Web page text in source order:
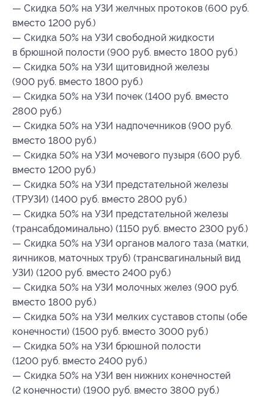
— Скидка 50% на УЗИ желчных протоков (600 руб.
вместо 1200 руб.)
— Скидка 50% на УЗИ свободной жидкости
в брюшной полости (900 руб. вместо 1800 руб.)
— Скидка 50% на УЗИ щитовидной железы
(900 руб. вместо 1800 руб.)
— Скидка 50% на УЗИ почек (1400 руб. вместо
2800 руб.)
— Скидка 50% на УЗИ надпочечников (900 руб.
вместо 1800 руб.)
— Скидка 50% на УЗИ мочевого пузыря (600 руб.
вместо 1200 руб.)
— Скидка 50% на УЗИ предстательной железы
(ТРУЗИ) (1400 руб. вместо 2800 руб.)
— Скидка 50% на УЗИ предстательной железы
(трансабдоминально) (1150 руб. вместо 2300 руб.)
— Скидка 50% на УЗИ органов малого таза (матки,
яичников, маточных труб) (трансвагинальный вид
УЗИ) (1200 руб. вместо 2400 руб.)
— Скидка 50% на УЗИ молочных желез (900 руб.
вместо 1800 руб.)
— Скидка 50% на УЗИ мелких суставов стопы (обе
конечности) (1500 руб. вместо 3000 руб.)
— Скидка 50% на УЗИ брюшной полости
(1200 руб. вместо 2400 руб.)
— Скидка 50% на УЗИ вен нижних конечностей
(2 конечности) (1900 руб. вместо 3800 руб.)